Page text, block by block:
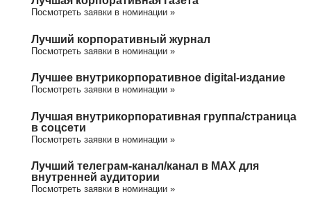
Посмотреть заявки в номинации »
Лучший корпоративный журнал
Посмотреть заявки в номинации »
Лучшее внутрикорпоративное digital-издание
Посмотреть заявки в номинации »
Лучшая внутрикорпоративная группа/cтраница
в соцсети
Посмотреть заявки в номинации »
Лучший телеграм-канал/канал в МАХ для
внутренней аудитории
Посмотреть заявки в номинации »